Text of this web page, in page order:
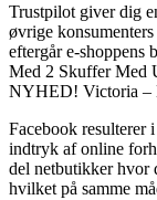
Trustpilot giver dig
øvrige
eftergår e-shoppens
Med 2 Skuffer Med
NYHED! Victoria –
Facebook resulterer
indtryk af online
del netbutikker hvor
hvilket på samme